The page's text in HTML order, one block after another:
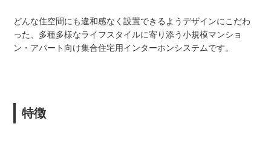
どんな住空間にも違和感なく設置できるようデザインにこだわ
った、多種多様なライフスタイルに寄り添う小規模マンショ
ン・アパート向け集合住宅用インターホンシステムです。
特徴